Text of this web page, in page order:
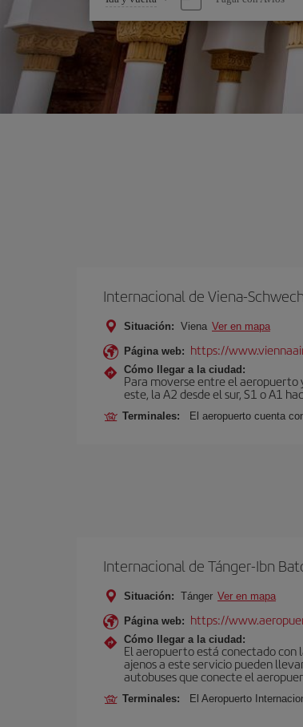
una
opción
Internacional de Viena-
Situación: Viena Ver en mapa
Página web: https://
Cómo llegar a la ciudad:
Para moverse entre el aeropuerto
este, la A2 desde el sur, S1 o A1
Terminales: El aeropuerto cuenta
Internacional de Tánger-Ibn
Situación: Tánger Ver en mapa
Página web: https://
Cómo llegar a la ciudad:
El aeropuerto está conectado con
ajenos a este servicio pueden
autobuses que conecte el
Terminales: El Aeropuerto